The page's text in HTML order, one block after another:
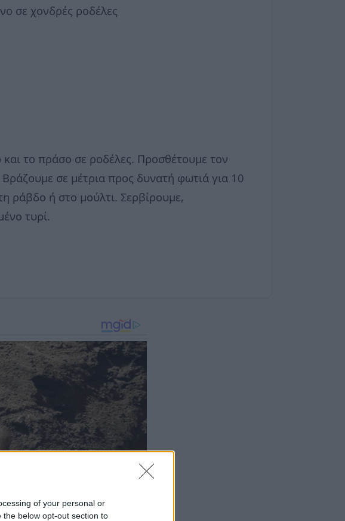
of your personal or
below opt-out section to
σε χονδρές ροδέλες
το πράσο σε ροδέλες. Προσθέτουμε τον
σε μέτρια προς δυνατή φωτιά για 10
ράβδο ή στο μούλτι. Σερβίρουμε,
τυρί.